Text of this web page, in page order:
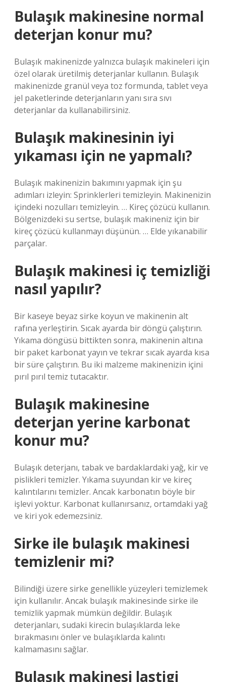
Bulaşık makinesine normal
deterjan konur mu?
Bulaşık makinenizde yalnızca bulaşık makineleri için
özel olarak üretilmiş deterjanlar kullanın. Bulaşık
makinenizde granül veya toz formunda, tablet veya
jel paketlerinde deterjanların yanı sıra sıvı
deterjanlar da kullanabilirsiniz.
Bulaşık makinesinin iyi
yıkaması için ne yapmalı?
Bulaşık makinenizin bakımını yapmak için şu
adımları izleyin: Sprinklerleri temizleyin. Makinenizin
içindeki nozulları temizleyin. … Kireç çözücü kullanın.
Bölgenizdeki su sertse, bulaşık makineniz için bir
kireç çözücü kullanmayı düşünün. … Elde yıkanabilir
parçalar.
Bulaşık makinesi iç temizliği
nasıl yapılır?
Bir kaseye beyaz sirke koyun ve makinenin alt
rafına yerleştirin. Sıcak ayarda bir döngü çalıştırın.
Yıkama döngüsü bittikten sonra, makinenin altına
bir paket karbonat yayın ve tekrar sıcak ayarda kısa
bir süre çalıştırın. Bu iki malzeme makinenizin içini
pırıl pırıl temiz tutacaktır.
Bulaşık makinesine
deterjan yerine karbonat
konur mu?
Bulaşık deterjanı, tabak ve bardaklardaki yağ, kir ve
pislikleri temizler. Yıkama suyundan kir ve kireç
kalıntılarını temizler. Ancak karbonatın böyle bir
işlevi yoktur. Karbonat kullanırsanız, ortamdaki yağ
ve kiri yok edemezsiniz.
Sirke ile bulaşık makinesi
temizlenir mi?
Bilindiği üzere sirke genellikle yüzeyleri temizlemek
için kullanılır. Ancak bulaşık makinesinde sirke ile
temizlik yapmak mümkün değildir. Bulaşık
deterjanları, sudaki kirecin bulaşıklarda leke
bırakmasını önler ve bulaşıklarda kalıntı
kalmamasını sağlar.
Bulaşık makinesi lastigi